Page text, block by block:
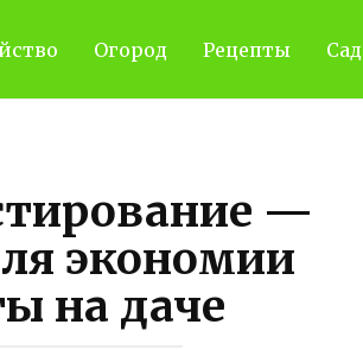
Огород Рецепты Сад
—
экономии
на даче